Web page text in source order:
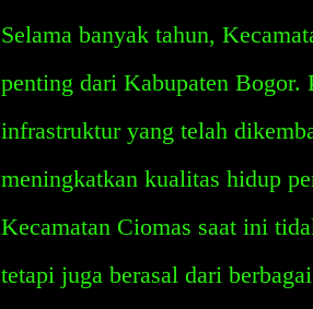
Selama banyak tahun,
penting dari Kabupaten Bogor.
infrastruktur yang telah
meningkatkan kualitas hidup
Kecamatan Ciomas saat ini
tetapi juga berasal dari